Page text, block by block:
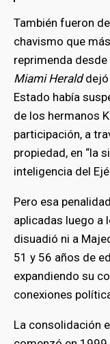
También fueron
chavismo que
reprimenda
Miami Heralddejó
Estado había
de los hermanos
participación, a
propiedad, en “la
inteligencia del
Pero esa
aplicadas luego a
disuadió ni a
51 y 56 años de
expandiendo su
conexiones
La consolidación